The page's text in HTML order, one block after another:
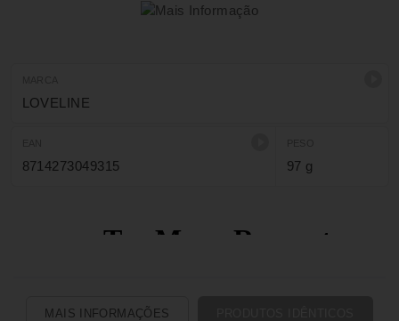
LOVELINE
8714273049315 97 g
MAIS INFORMAÇÕES